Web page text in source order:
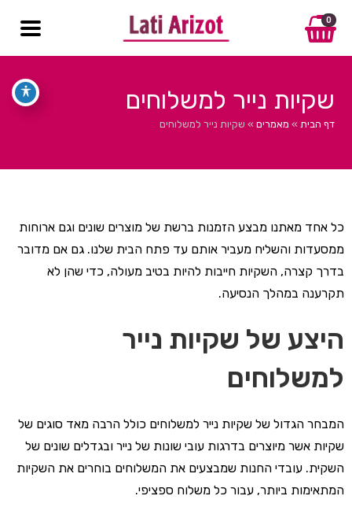
0
שקיות נייר למשלוחים
דף הבית » מאמרים » שקיות נייר למשלוחים
כל אחד מאתנו מבצע הזמנות ברשת של מוצרים שונים וגם ארוחות
ממסעדות והשליח מעביר אותם עד פתח הבית שלנו. גם אם מדובר
בדרך קצרה, השקיות חייבות להיות בטיב מעולה, כדי שהן לא
תקרענה במהלך הנסיעה.
היצע של שקיות נייר
למשלוחים
המבחר הגדול של שקיות נייר למשלוחים כולל הרבה מאד סוגים של
שקיות אשר מיוצרים בדרגות עובי שונות של נייר ובגדלים שונים של
השקית. עובדי החנות שמבצעים את המשלוחים בוחרים את השקיות
המתאימות ביותר, עבור כל משלוח ספציפי.